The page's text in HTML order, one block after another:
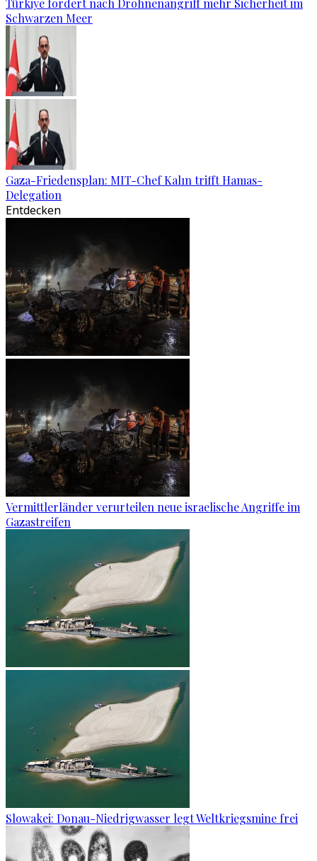
Türkiye fordert nach Drohnenangriff mehr Sicherheit im
Schwarzen Meer
Gaza-Friedensplan: MIT-Chef Kalın trifft Hamas-
Delegation
Entdecken
Vermittlerländer verurteilen neue israelische Angriffe im
Gazastreifen
Slowakei: Donau-Niedrigwasser legt Weltkriegsmine frei